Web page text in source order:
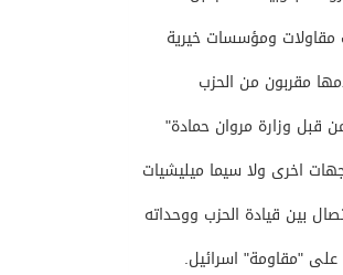
مقاولات ومؤسسات خيرية
مقربون من الحزب
قبل وزارة مروان حمادة"
اخرى ولا سيما ميليشيات
له خلال الحرب التي شنتها اسرائيل عليه صيف 2006 بابقاء الاتصال بين قيادة الحزب ووحداته
"مقاومة" اسرائيل.